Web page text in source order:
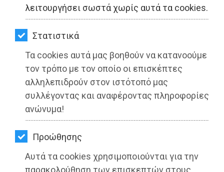
λειτουργήσει σωστά χωρίς αυτά τα cookies.
Στατιστικά
Τα cookies αυτά μας βοηθούν να κατανοούμε
τον τρόπο με τον οποίο οι επισκέπτες
αλληλεπιδρούν στον ιστότοπό μας
συλλέγοντας και αναφέροντας πληροφορίες
ανώνυμα!
Προώθησης
Αυτά τα cookies χρησιμοποιούνται για την
παρακολούθηση των επισκεπτών στους
ΥΓΕΙΑ
LIFESTYLE
ΤΑΞΙΔΙΑ
ΕΞΟΔΟΣ
ΠΕΡΙΒΑΛΛΟΝ
ΚΑΤΟΙΚΙΔΙΟ
ΑΓΓΕΛΙΕΣ
Φωτιά στην Πεντέλη: Βίντεο -
ντοκουμέντο για εμπρησμό
Διαβάστηκε 2407 φορές